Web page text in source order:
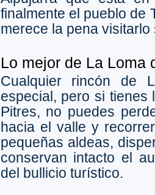
finalmente el pueblo de
merece la pena
Lo mejor de La Loma
Cualquier rincón de
especial, pero si
Pitres, no puedes
hacia el valle y
pequeñas aldeas,
conservan intacto el
del bullicio turístico.